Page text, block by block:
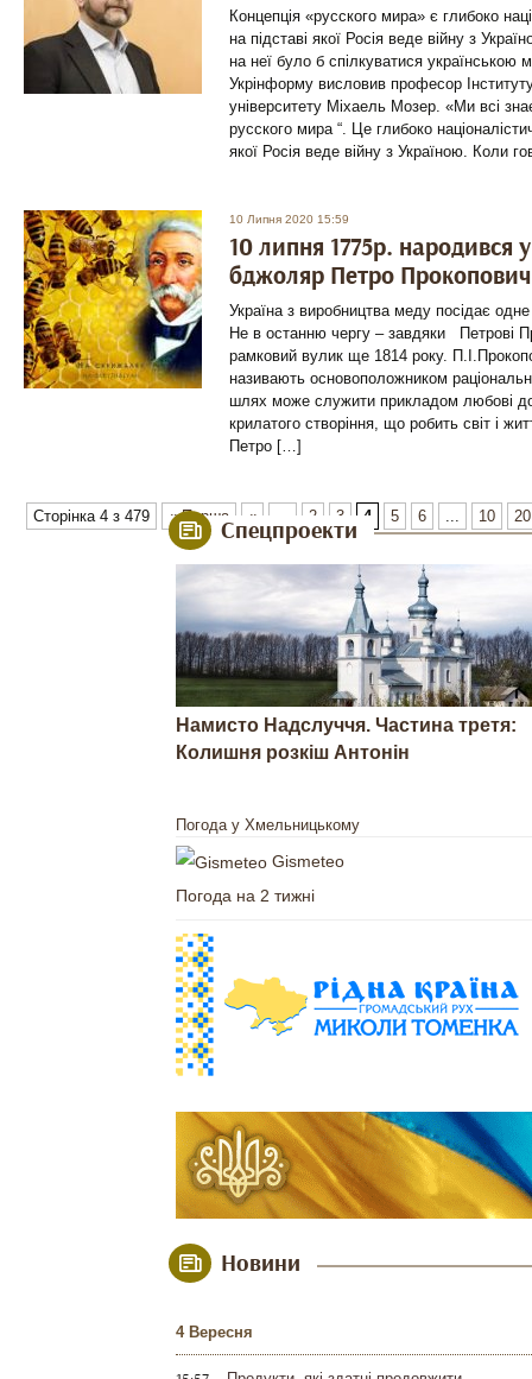
Концепція «русского мира» є глибоко
на підставі якої Росія веде війну з
на неї було б спілкуватися українською
Укрінформу висловив професор
університету Міхаель Мозер. «Ми всі
русского мира “. Це глибоко
якої Росія веде війну з Україною. Коли
10 Липня 2020 15:59
10 липня 1775р. народився
бджоляр Петро Прокопович
Україна з виробництва меду посідає
Не в останню чергу – завдяки Петрові
рамковий вулик ще 1814 року.
називають основоположником
шлях може служити прикладом любові
крилатого створіння, що робить світ і
Петро […]
Сторінка 4 з 479 « Перша « 2 3 4 5 6 ... 10 20
Спецпроекти
Намисто Надслуччя. Частина третя:
Колишня розкіш Антонін
Погода у Хмельницькому
Gismeteo
Погода на 2 тижні
Новини
4 Вересня